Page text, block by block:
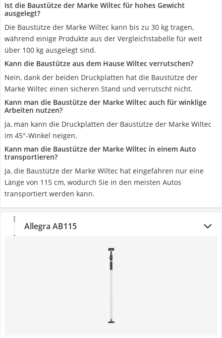
Ist die Baustütze der Marke Wiltec für hohes Gewicht
ausgelegt?
Die Baustütze der Marke Wiltec kann bis zu 30 kg tragen,
während einige Produkte aus der Vergleichstabelle für weit
über 100 kg ausgelegt sind.
Kann die Baustütze aus dem Hause Wiltec verrutschen?
Nein, dank der beiden Druckplatten hat die Baustütze der
Marke Wiltec einen sicheren Stand und verrutscht nicht.
Kann man die Baustütze der Marke Wiltec auch für winklige
Arbeiten nutzen?
Ja, man kann die Druckplatten der Baustütze der Marke Wiltec
im 45°-Winkel neigen.
Kann man die Baustütze der Marke Wiltec in einem Auto
transportieren?
Ja, die Baustütze der Marke Wiltec hat eingefahren nur eine
Länge von 115 cm, wodurch Sie in den meisten Autos
transportiert werden kann.
Allegra AB115